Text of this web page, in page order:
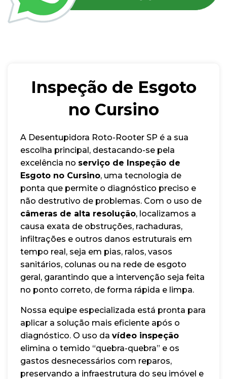
Inspeção de Esgoto
no Cursino
A Desentupidora Roto-Rooter SP é a sua
escolha principal, destacando-se pela
excelência no serviço de Inspeção de
Esgoto no Cursino, uma tecnologia de
ponta que permite o diagnóstico preciso e
não destrutivo de problemas. Com o uso de
câmeras de alta resolução, localizamos a
causa exata de obstruções, rachaduras,
infiltrações e outros danos estruturais em
tempo real, seja em pias, ralos, vasos
sanitários, colunas ou na rede de esgoto
geral, garantindo que a intervenção seja feita
no ponto correto, de forma rápida e limpa.
Nossa equipe especializada está pronta para
aplicar a solução mais eficiente após o
diagnóstico. O uso da vídeo inspeção
elimina o temido “quebra-quebra” e os
gastos desnecessários com reparos,
preservando a infraestrutura do seu imóvel e